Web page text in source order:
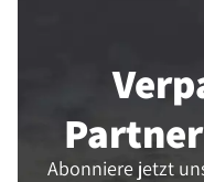
Abonniere jetzt